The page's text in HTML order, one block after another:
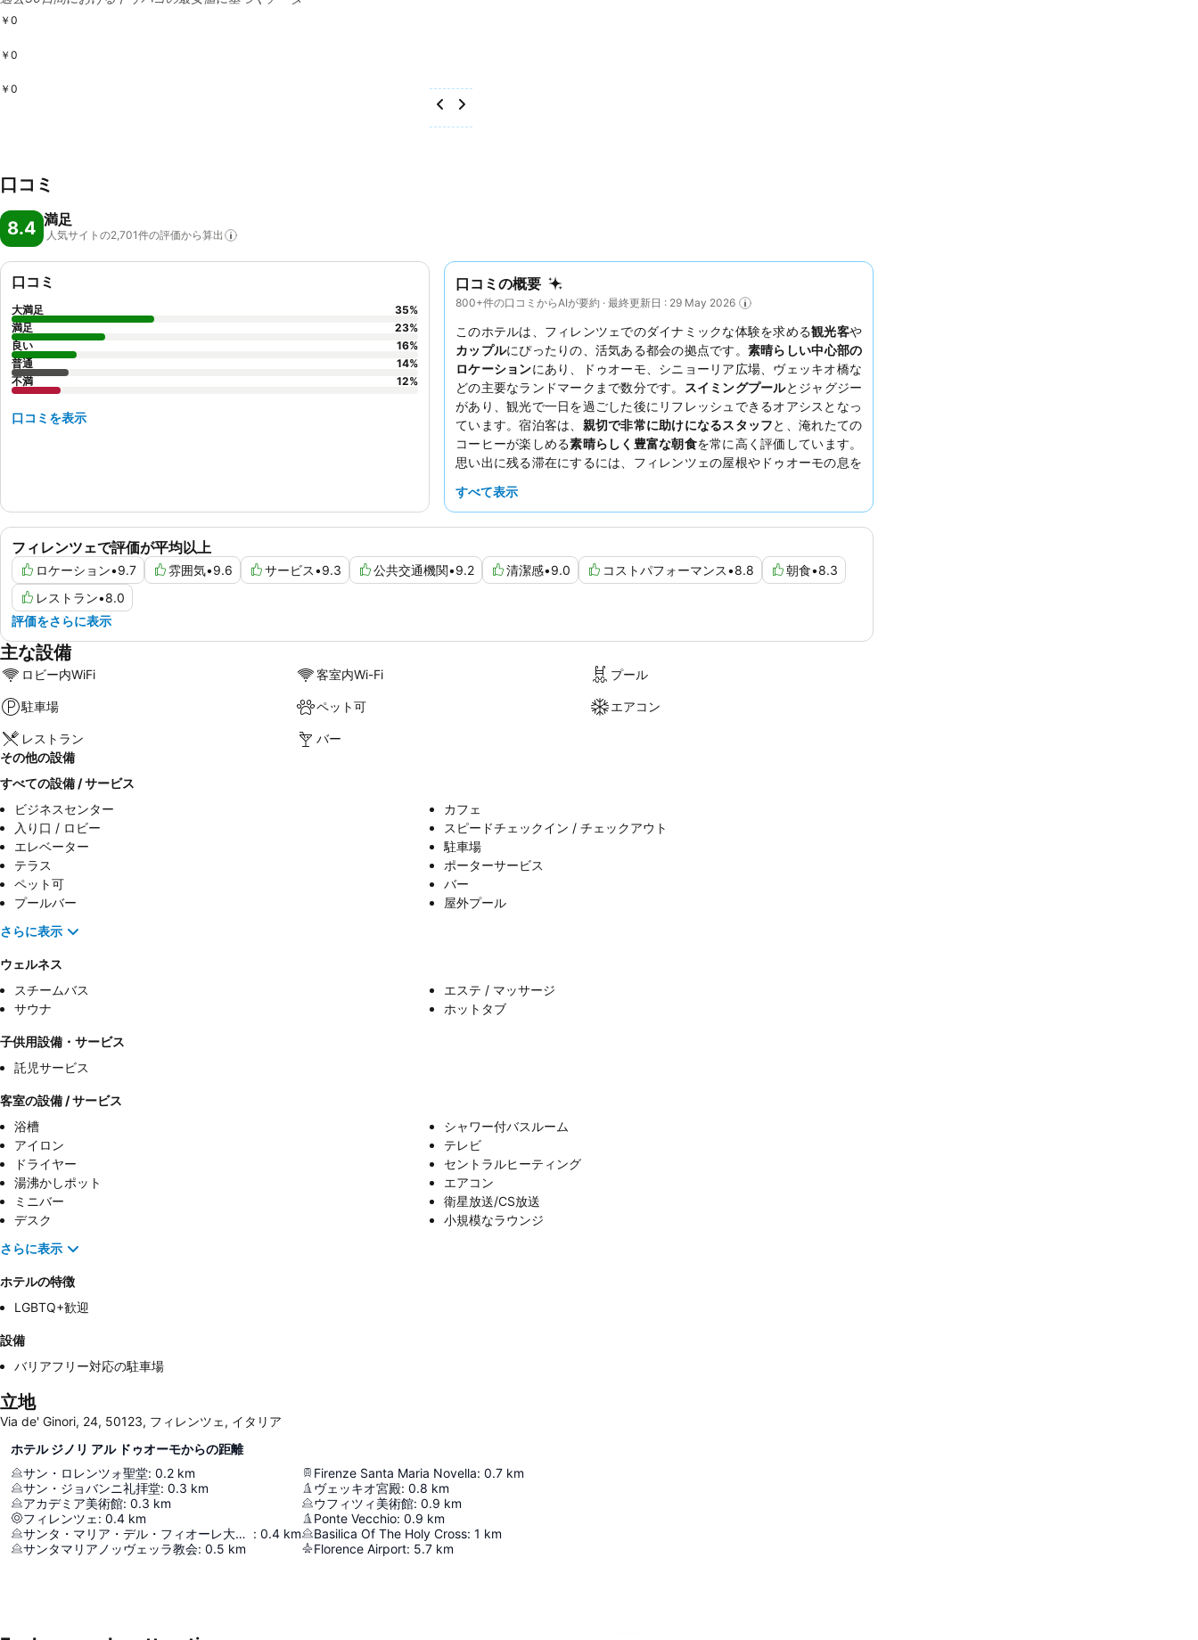
￥0
￥0
￥0
口コミ
8.4 満足
人気サイトの2,701件の評価から算出
口コミの概要
800+件の口コミからAIが要約 · 最終更新日 : 29 May 2026
このホテルは、フィレンツェでのダイナミックな体験を求める観光客や
カップルにぴったりの、活気ある都会の拠点です。 素晴らしい中心部の
ロケーションにあり、ドゥオーモ、シニョーリア広場、ヴェッキオ橋な
どの主要なランドマークまで数分です。
スイミングプールとジャグジー
があり、観光で一日を過ごした後にリフレッシュできるオアシスとなっ
ています。宿泊客は、 親切で非常に助けになるスタッフと、淹れたての
コーヒーが楽しめる素晴らしく豊富な朝食を常に高く評価しています。
思い出に残る滞在にするには、フィレンツェの屋根やドゥオーモの息を
ます。
すべて表示
フィレンツェで評価が平均以上
ロケーション•9.7 雰囲気•9.6 サービス•9.3 公共交通機関•9.2 清潔感•9.0 コストパフォーマンス•8.8 朝食•8.3
レストラン•8.0
評価をさらに表示
口コミ
大満足 35%
満足
23%
良い
16%
普通
14%
不満
12%
口コミを表示
主な設備
ロビー内WiFi 客室内Wi-Fi プール
駐車場 ペット可 エアコン
レストラン
バー
その他の設備
すべての設備 / サービス
ビジネスセンター
カフェ
入り口 / ロビー
スピードチェックイン / チェックアウト
エレベーター
駐車場
テラス
ポーターサービス
ペット可
バー
プールバー
屋外プール
さらに表示
ウェルネス
スチームバス
エステ / マッサージ
サウナ
ホットタブ
子供用設備・サービス
託児サービス
客室の設備 / サービス
浴槽
シャワー付バスルーム
アイロン
テレビ
ドライヤー
セントラルヒーティング
湯沸かしポット
エアコン
ミニバー
衛星放送/CS放送
デスク
小規模なラウンジ
さらに表示
ホテルの特徴
LGBTQ+歓迎
設備
バリアフリー対応の駐車場
立地
Via de' Ginori, 24, 50123, フィレンツェ, イタリア
ホテル ジノリ アル ドゥオーモからの距離
サン・ロレンツォ聖堂: 0.2 km
サン・ジョバンニ礼拝堂: 0.3 km
アカデミア美術館: 0.3 km
フィレンツェ : 0.4 km
サンタ・マリア・デル・フィオーレ大聖堂 : 0.4 km
サンタマリアノッヴェッラ教会: 0.5 km
Firenze Santa Maria Novella: 0.7 km
ヴェッキオ宮殿: 0.8 km
ウフィツィ美術館: 0.9 km
Ponte Vecchio: 0.9 km
Basilica Of The Holy Cross: 1 km
Florence Airport: 5.7 km